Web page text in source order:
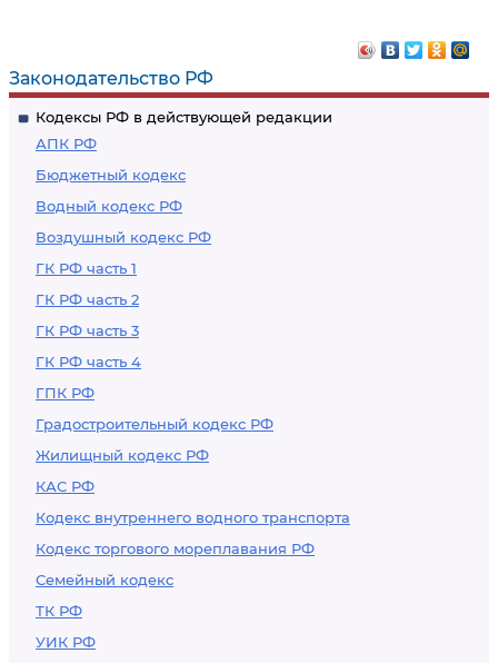
Законодательство РФ
Кодексы РФ в действующей редакции
АПК РФ
Бюджетный кодекс
Водный кодекс РФ
Воздушный кодекс РФ
ГК РФ часть 1
ГК РФ часть 2
ГК РФ часть 3
ГК РФ часть 4
ГПК РФ
Градостроительный кодекс РФ
Жилищный кодекс РФ
КАС РФ
Кодекс внутреннего водного транспорта
Кодекс торгового мореплавания РФ
Семейный кодекс
ТК РФ
УИК РФ